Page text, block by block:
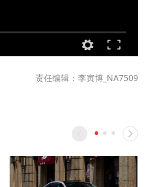
责任编辑：李寅博_NA7509